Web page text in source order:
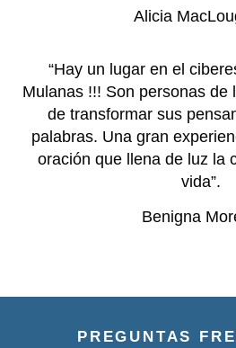
Alicia
“Hay un lugar en el
Mulanas !!! Son personas de
de transformar sus
palabras. Una gran
oración que llena de luz la
vida”.
Benigna
PREGUNTAS